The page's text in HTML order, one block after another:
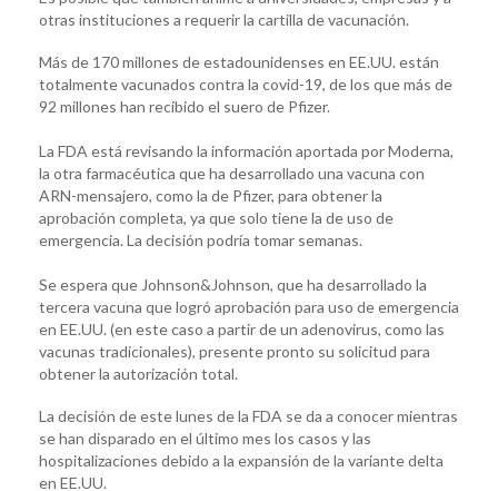
otras instituciones a requerir la cartilla de vacunación.
Más de 170 millones de estadounidenses en EE.UU. están
totalmente vacunados contra la covid-19, de los que más de
92 millones han recibido el suero de Pfizer.
La FDA está revisando la información aportada por Moderna,
la otra farmacéutica que ha desarrollado una vacuna con
ARN-mensajero, como la de Pfizer, para obtener la
aprobación completa, ya que solo tiene la de uso de
emergencia. La decisión podría tomar semanas.
Se espera que Johnson&Johnson, que ha desarrollado la
tercera vacuna que logró aprobación para uso de emergencia
en EE.UU. (en este caso a partir de un adenovirus, como las
vacunas tradicionales), presente pronto su solicitud para
obtener la autorización total.
La decisión de este lunes de la FDA se da a conocer mientras
se han disparado en el último mes los casos y las
hospitalizaciones debido a la expansión de la variante delta
en EE.UU.